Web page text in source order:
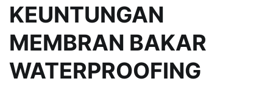
KEUNTUNGAN
MEMBRAN BAKAR
WATERPROOFING